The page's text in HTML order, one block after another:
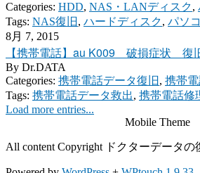
Categories: HDD, NAS・LANディスク,
Tags: NAS復旧 , ハードディスク, パソ
8月 7, 2015
【携帯電話】au K009 破損症状 復
By Dr.DATA
Categories: 携帯電話データ復旧 , 携帯
Tags: 携帯電話データ救出, 携帯電話修
Load more entries...
Mobile Theme
All content Copyright ドクターデータの